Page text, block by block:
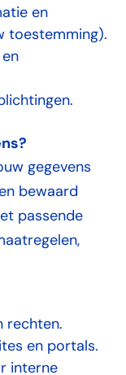
en
toestemming).
gegevens
bewaard
passende
rechten.
en portals.
interne